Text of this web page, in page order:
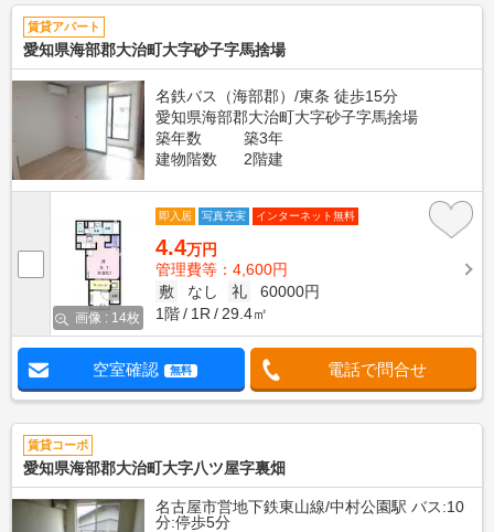
賃貸アパート
愛知県海部郡大治町大字砂子字馬捨場
名鉄バス（海部郡）/東条 徒歩15分
愛知県海部郡大治町大字砂子字馬捨場
築年数
築3年
建物階数
2階建
画像 : 14枚
即入居 写真充実 インターネット無料
4.4万円
管理費等：4,600円
敷
なし 礼
60000円
1階
1R 29.4㎡
空室確認 無料 電話で問合せ
賃貸コーポ
愛知県海部郡大治町大字八ツ屋字裏畑
名古屋市営地下鉄東山線/中村公園駅 バス:10
分:停歩5分